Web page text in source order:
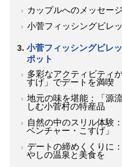
カップルへのメッセージ
小菅フィッシングビレ
小菅フィッシングビレ
ポット
多彩なアクティビティ
すげ」でデートを満喫
地元の味を堪能：「源
しむ小菅村の特産品
自然の中のスリル体験
ベンチャー・こすげ」
デートの締めくくりに
やしの温泉と美食を